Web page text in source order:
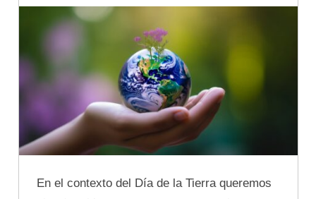
En el contexto del Día de la Tierra queremos